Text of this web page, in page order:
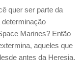
quer ser parte da
determinação
Marines? Então
aqueles que
antes da Heresia.